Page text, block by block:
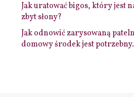
Jak uratować bigos, który jest
zbyt słony?
Jak odnowić zarysowaną
domowy środek jest potrzebny.